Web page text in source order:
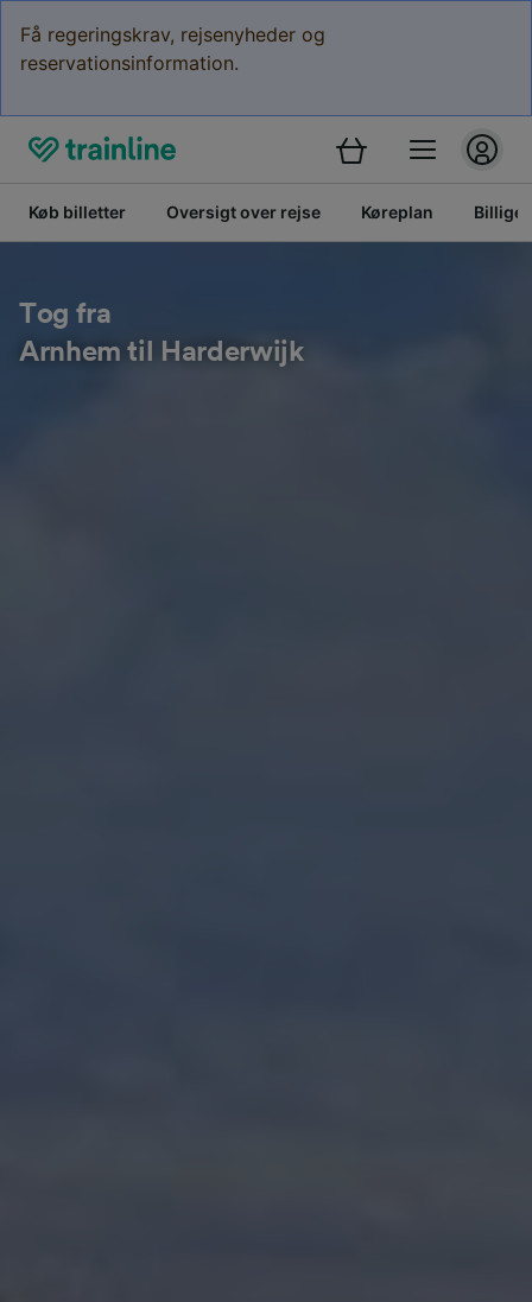
Få regeringskrav, rejsenyheder og
reservationsinformation.
Køb billetter Oversigt over rejse Køreplan Billige
Tog fra
Arnhem til Harderwijk